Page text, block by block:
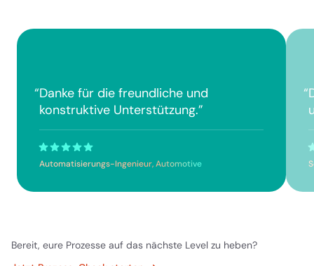
“Danke für die freundliche und
konstruktive Unterstützung.”
Automatisierungs-Ingenieur, Automotive
“
Bereit, eure Prozesse auf das nächste Level zu heben?